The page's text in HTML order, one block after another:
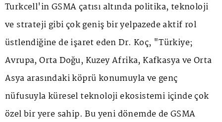
Turkcell'in GSMA çatısı altında politika, teknoloji
ve strateji gibi çok geniş bir yelpazede aktif rol
üstlendiğine de işaret eden Dr. Koç, "Türkiye;
Avrupa, Orta Doğu, Kuzey Afrika, Kafkasya ve Orta
Asya arasındaki köprü konumuyla ve genç
nüfusuyla küresel teknoloji ekosistemi içinde çok
özel bir yere sahip. Bu yeni dönemde de GSMA